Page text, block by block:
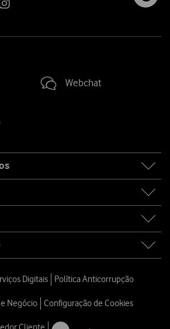
Webchat
Digitais Política Anticorrupção
Negócio Configuração de Cookies